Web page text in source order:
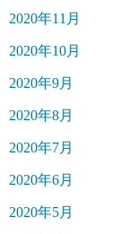
2020年11月
2020年10月
2020年9月
2020年8月
2020年7月
2020年6月
2020年5月